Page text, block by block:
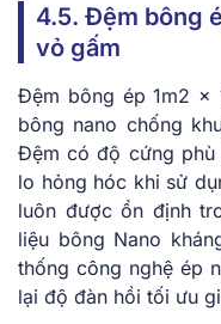
4.5. Đệm bông
vỏ gấm
Đệm bông ép 1m2 x
bông nano chống
Đệm có độ cứng phù
lo hỏng hóc khi sử
luôn được ổn định
liệu bông Nano
thống công nghệ ép
lại độ đàn hồi tối ưu